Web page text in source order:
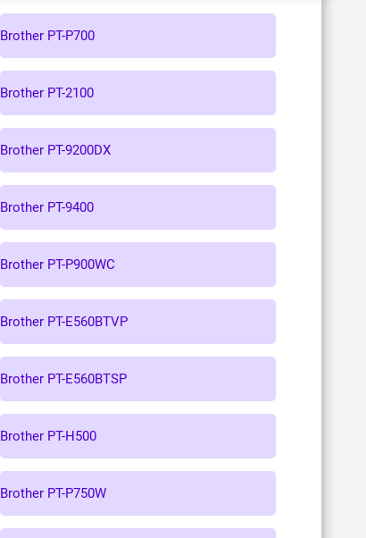
Brother PT-P700
Brother PT-2100
Brother PT-9200DX
Brother PT-9400
Brother PT-P900WC
Brother PT-E560BTVP
Brother PT-E560BTSP
Brother PT-H500
Brother PT-P750W